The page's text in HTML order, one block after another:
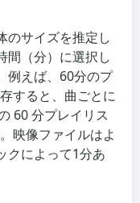
のサイズを推定し
間（分）に選択し
例えば、60分のプ
すると、曲ごとに
60 分プレイリス
映像ファイルはよ
クによって1分あ